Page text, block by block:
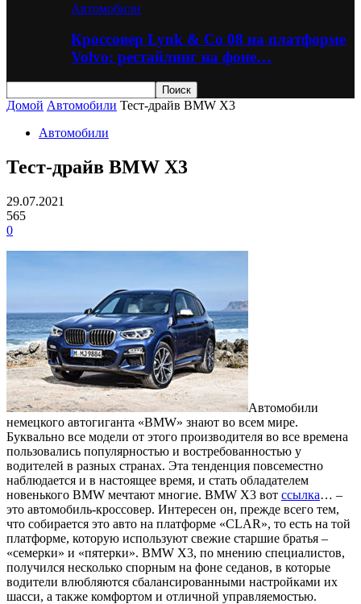
Автомобили
Кроссовер Lynk & Co 08 на платформе
Volvo: рестайлинг на фоне…
Домой Автомобили Тест-драйв BMW X3
Автомобили
Тест-драйв BMW X3
29.07.2021
565
0
Автомобили
немецкого автогиганта «BMW» знают во всем мире.
Буквально все модели от этого производителя во все времена
пользовались популярностью и востребованностью у
водителей в разных странах. Эта тенденция повсеместно
наблюдается и в настоящее время, и стать обладателем
новенького BMW мечтают многие. BMW Х3 вот ссылка… –
это автомобиль-кроссовер. Интересен он, прежде всего тем,
что собирается это авто на платформе «CLAR», то есть на той
платформе, которую используют свежие старшие братья –
«семерки» и «пятерки». BMW Х3, по мнению специалистов,
получился несколько спорным на фоне седанов, в которые
водители влюбляются сбалансированными настройками их
шасси, а также комфортом и отличной управляемостью.